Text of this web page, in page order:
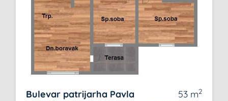
Bulevar patrijarha Pavla 53 m2